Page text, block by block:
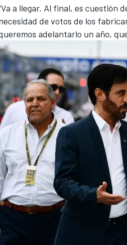
a llegar. Al final, es cuestión
de votos de los
adelantarlo un año,